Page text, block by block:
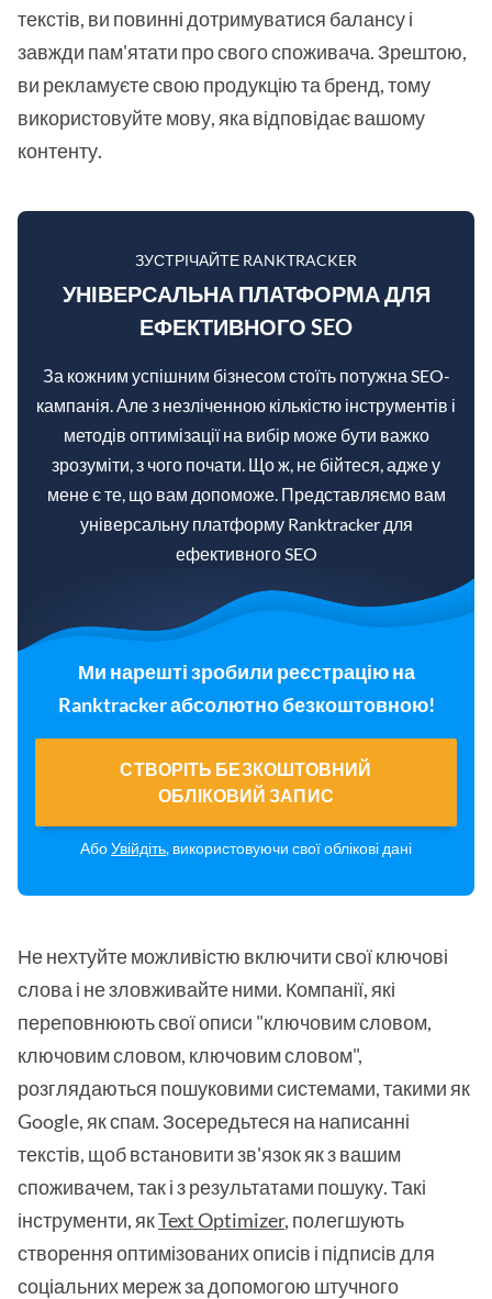
текстів, ви повинні дотримуватися балансу і
завжди пам'ятати про свого споживача. Зрештою,
ви рекламуєте свою продукцію та бренд, тому
використовуйте мову, яка відповідає вашому
контенту.
ЗУСТРІЧАЙТЕ RANKTRACKER
УНІВЕРСАЛЬНА ПЛАТФОРМА ДЛЯ
ЕФЕКТИВНОГО SEO
За кожним успішним бізнесом стоїть потужна SEO-
кампанія. Але з незліченною кількістю інструментів і
методів оптимізації на вибір може бути важко
зрозуміти, з чого почати. Що ж, не бійтеся, адже у
мене є те, що вам допоможе. Представляємо вам
універсальну платформу Ranktracker для
ефективного SEO
Ми нарешті зробили реєстрацію на
Ranktracker абсолютно безкоштовною!
СТВОРІТЬ БЕЗКОШТОВНИЙ
ОБЛІКОВИЙ ЗАПИС
АбоУвійдіть, використовуючи свої облікові дані
Не нехтуйте можливістю включити свої ключові
слова і не зловживайте ними. Компанії, які
переповнюють свої описи "ключовим словом,
ключовим словом, ключовим словом",
розглядаються пошуковими системами, такими як
Google, як спам. Зосередьтеся на написанні
текстів, щоб встановити зв'язок як з вашим
споживачем, так і з результатами пошуку. Такі
інструменти, якText Optimizer, полегшують
створення оптимізованих описів і підписів для
соціальних мереж за допомогою штучного